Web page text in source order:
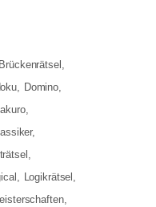
Brückenrätsel
Domino
Logikrätsel